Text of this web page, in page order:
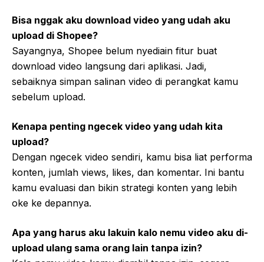
Bisa nggak aku download video yang udah aku
upload di Shopee?
Sayangnya, Shopee belum nyediain fitur buat
download video langsung dari aplikasi. Jadi,
sebaiknya simpan salinan video di perangkat kamu
sebelum upload.
Kenapa penting ngecek video yang udah kita
upload?
Dengan ngecek video sendiri, kamu bisa liat performa
konten, jumlah views, likes, dan komentar. Ini bantu
kamu evaluasi dan bikin strategi konten yang lebih
oke ke depannya.
Apa yang harus aku lakuin kalo nemu video aku di-
upload ulang sama orang lain tanpa izin?